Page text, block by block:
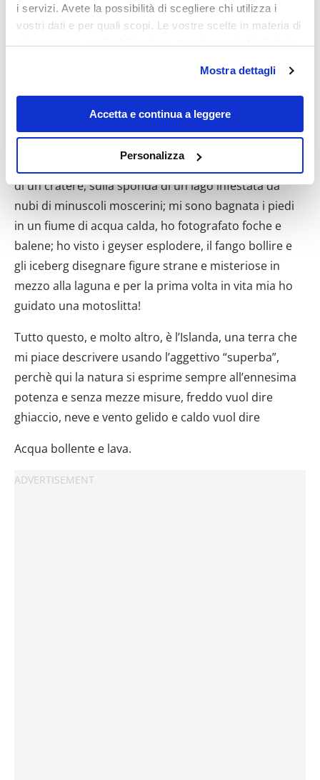
i servizi. Avete la possibilità di scegliere chi utilizza i
vostri dati e per quali scopi. Le vostre scelte in materia di
modificare o revocare il proprio consenso in qualsiasi
momento dalla Dichiarazione sui cookie o facendo clic
sull'icona di attivazione della privacy.
raccogliere informazioni sulla tua posizione
geografica, con un'approssimazione di qualche
metro,
Identificare il tuo dispositivo, scansionandolo
attivamente alla ricerca di caratteristiche specifiche
(impronte digitali).
Approfondisci come vengono elaborati i tuoi dati personali
e imposta le tue preferenze nellasezione dettagli. Puoi
modificare o ritirare il tuo consenso in qualsiasi momento
Utilizziamo i cookie per personalizzare contenuti ed
annunci, per fornire funzionalità dei social media e per
analizzare il nostro traffico. Condividiamo inoltre
nostri partner che si occupano di analisi dei dati web,
pubblicità e social media, i quali potrebbero combinarle
con altre informazioni che hai fornito loro o che hanno
raccolto dal tuo utilizzo dei loro servizi.
Mostra dettagli
Accetta e continua a leggere
Personalizza
sulla calotta glaciale più vasta d’Europa, sul margine
di un cratere, sulla sponda di un lago infestata da
nubi di minuscoli moscerini; mi sono bagnata i piedi
in un fiume di acqua calda, ho fotografato foche e
balene; ho visto i geyser esplodere, il fango bollire e
gli iceberg disegnare figure strane e misteriose in
mezzo alla laguna e per la prima volta in vita mia ho
guidato una motoslitta!
Tutto questo, e molto altro, è l’Islanda, una terra che
mi piace descrivere usando l’aggettivo “superba”,
perchè qui la natura si esprime sempre all’ennesima
potenza e senza mezze misure, freddo vuol dire
ghiaccio, neve e vento gelido e caldo vuol dire
Acqua bollente e lava.